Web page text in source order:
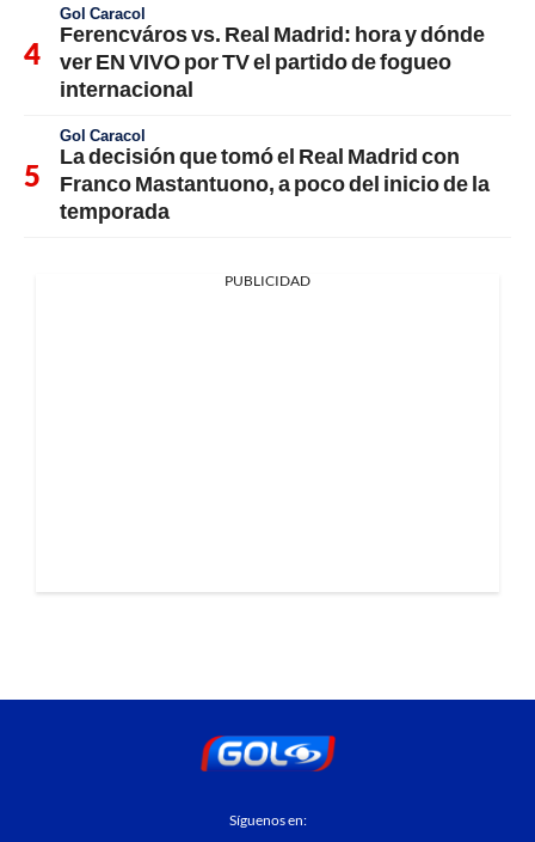
Gol Caracol
Ferencváros vs. Real Madrid: hora y dónde
ver EN VIVO por TV el partido de fogueo
internacional
Gol Caracol
La decisión que tomó el Real Madrid con
Franco Mastantuono, a poco del inicio de la
temporada
PUBLICIDAD
Síguenos en: